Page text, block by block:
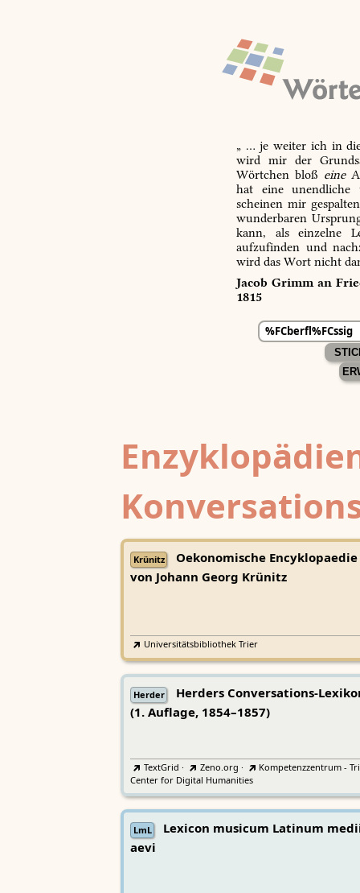
„ … je weiter ich in
wird mir der
Wörtchen bloß eine
hat eine unendliche
scheinen mir
wunderbaren
kann, als einzelne
aufzufinden und
wird das Wort nicht
Jacob Grimm an
1815
Krünitz
Oekonomische Encyklopaedie
von Johann Georg Krünitz
Universitätsbibliothek Trier
Herder
Herders Conversations-
(1. Auflage, 1854–1857)
TextGrid · Zeno.org ·
Kompetenzzentrum -
Center for Digital Humanities
LmL
Lexicon musicum Latinum
aevi